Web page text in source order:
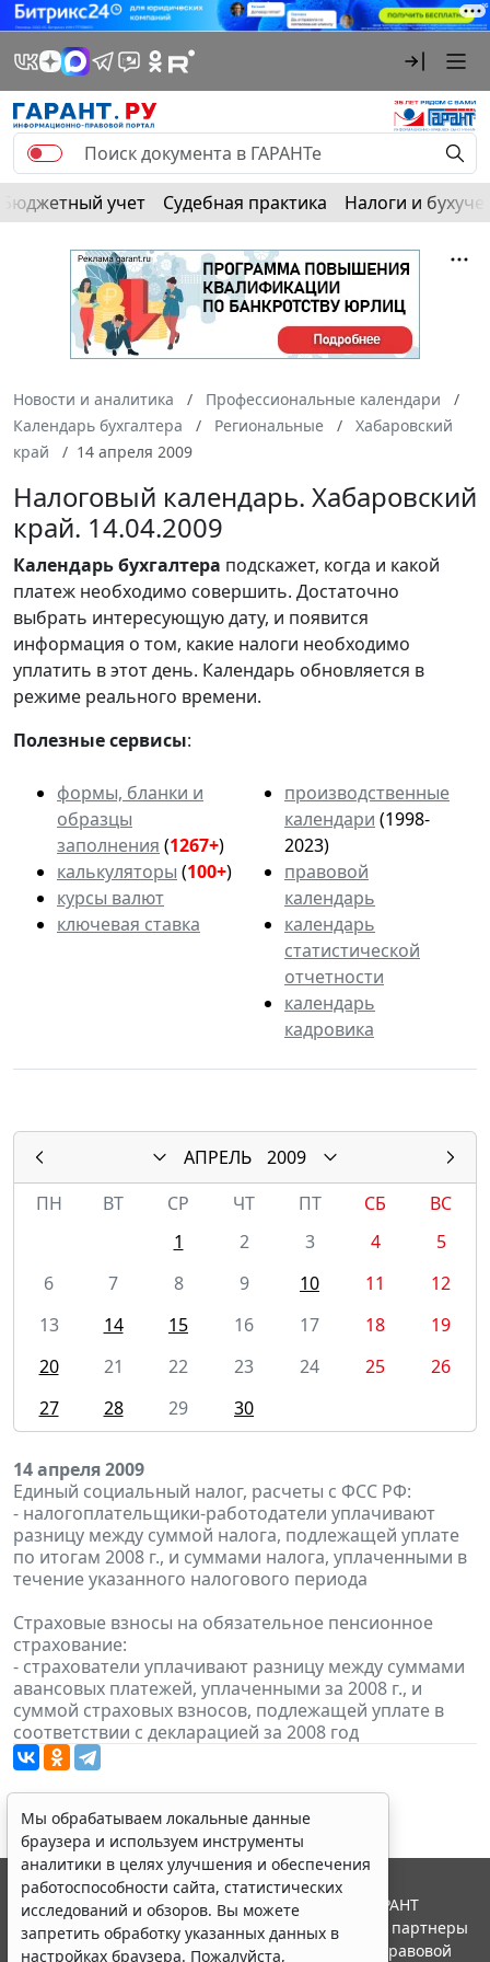
Бюджетный учет Судебная практика Налоги и
Новости и аналитика
Профессиональные календари
Календарь бухгалтера
Региональные
Хабаровский
край
14 апреля 2009
Налоговый календарь. Хабаровский
край. 14.04.2009
Календарьбухгалтера подскажет, когда и какой
платеж необходимо совершить. Достаточно
выбрать интересующую дату, и появится
информация о том, какие налоги необходимо
уплатить в этот день. Календарь обновляется в
режиме реального времени.
Полезные сервисы:
формы, бланки и
образцы
заполнения (1267+)
калькуляторы (100+)
курсы валют
ключевая ставка
производственные
календари (1998-
2023)
правовой
календарь
календарь
статистической
отчетности
календарь
кадровика
АПРЕЛЬ
2009
ПН
ВТ СР ЧТ ПТ СБ
ВС
1
2 3 4
5
6
7 8 9 10 11
12
13
14 15 16 17 18
19
20
21 22 23 24 25
26
27
28 29 30
14 апреля 2009
Единый социальный налог, расчеты с ФСС РФ:
- налогоплательщики-работодатели уплачивают
разницу между суммой налога, подлежащей уплате
по итогам 2008 г., и суммами налога, уплаченными в
течение указанного налогового периода
Страховые взносы на обязательное пенсионное
страхование:
- страхователи уплачивают разницу между суммами
авансовых платежей, уплаченными за 2008 г., и
суммой страховых взносов, подлежащей уплате в
соответствии с декларацией за 2008 год
Мы обрабатываем локальные данные
браузера и используем инструменты
аналитики в целях улучшения и обеспечения
работоспособности сайта, статистических
исследований и обзоров. Вы можете
запретить обработку указанных данных в
настройках браузера. Пожалуйста,
© ООО "НПП "ГАРАНТ-СЕРВИС", 2026. Система ГАРАНТ
выпускается с 1990 года. Компания "Гарант" и ее партнеры
являются участниками Российской ассоциации правовой